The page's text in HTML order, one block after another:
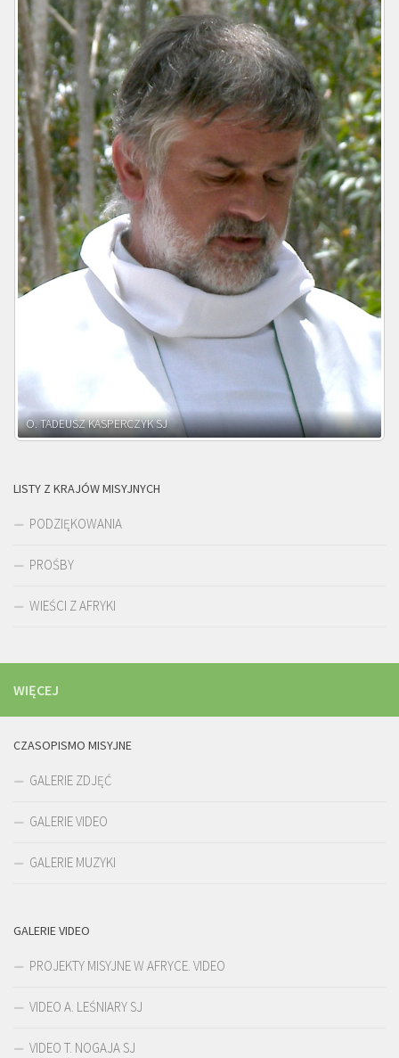
O. ADNRZEJ LEŚNIARA SJ
LISTY Z KRAJÓW MISYJNYCH
PODZIĘKOWANIA
PROŚBY
WIEŚCI Z AFRYKI
WIĘCEJ
CZASOPISMO MISYJNE
GALERIE ZDJĘĆ
GALERIE VIDEO
GALERIE MUZYKI
GALERIE VIDEO
PROJEKTY MISYJNE W AFRYCE. VIDEO
VIDEO A. LEŚNIARY SJ
VIDEO T. NOGAJA SJ